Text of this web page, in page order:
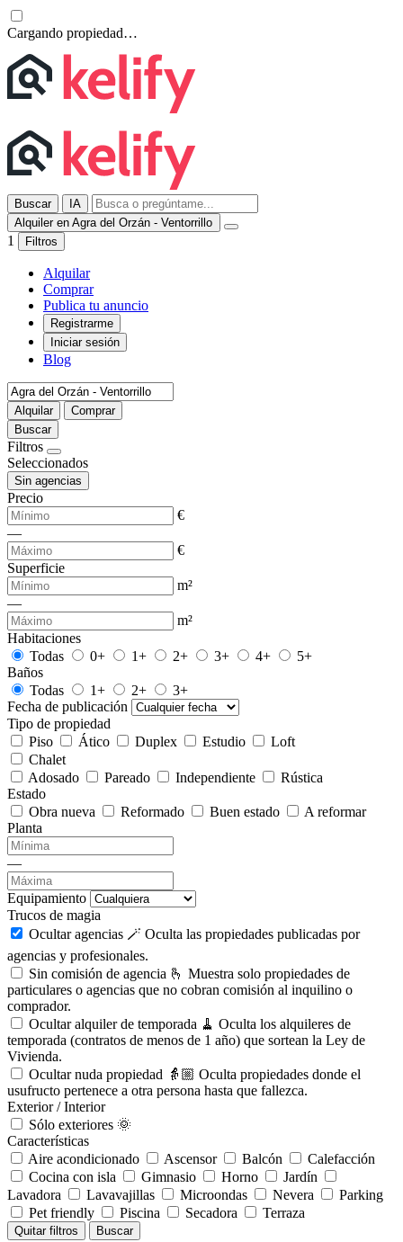
Cargando propiedad…
Buscar
IA
Alquiler en Agra del Orzán - Ventorrillo
1 Filtros
Alquilar
Comprar
Publica tu anuncio
Registrarme
Iniciar sesión
Blog
Alquilar
Comprar
Buscar
Filtros
Seleccionados
Sin agencias
Precio
€
—
€
Superficie
m²
—
m²
Habitaciones
Todas
0+ 1+ 2+ 3+ 4+
5+
Baños
Todas
1+ 2+
3+
Fecha de publicación
Tipo de propiedad
Piso
Ático Duplex Estudio
Loft
Chalet
Adosado
Pareado Independiente
Rústica
Estado
Obra nueva
Reformado Buen estado
A reformar
Planta
—
Equipamiento
Trucos de magia
Ocultar agencias 🪄 Oculta las propiedades publicadas por
agencias y profesionales.
Sin comisión de agencia 🫰 Muestra solo propiedades de
particulares o agencias que no cobran comisión al inquilino o
comprador.
Ocultar alquiler de temporada 🧹 Oculta los alquileres de
temporada (contratos de menos de 1 año) que sortean la Ley de
Vivienda.
Ocultar nuda propiedad 👵🏼 Oculta propiedades donde el
usufructo pertenece a otra persona hasta que fallezca.
Exterior / Interior
Sólo exteriores 🌞
Características
Aire acondicionado
Ascensor Balcón
Calefacción
Cocina con isla
Gimnasio Horno
Jardín
Lavadora
Lavavajillas Microondas Nevera
Parking
Pet friendly
Piscina Secadora Terraza
Quitar filtros Buscar